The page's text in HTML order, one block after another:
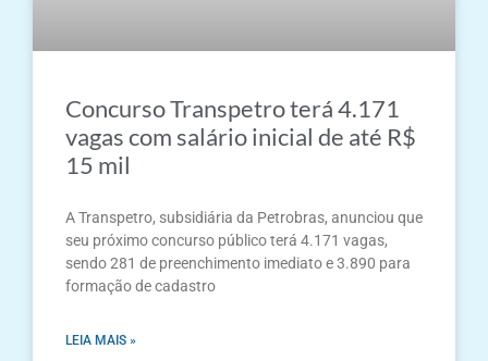
Concurso Transpetro terá 4.171
vagas com salário inicial de até R$
15 mil
A Transpetro, subsidiária da Petrobras, anunciou que
seu próximo concurso público terá 4.171 vagas,
sendo 281 de preenchimento imediato e 3.890 para
formação de cadastro
LEIA MAIS »